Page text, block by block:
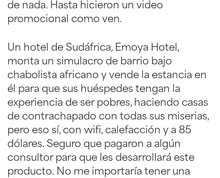
de nada. Hasta hicieron un video
promocional como ven.
Un hotel de Sudáfrica, Emoya Hotel,
monta un simulacro de barrio bajo
chabolista africano y vende la estancia en
él para que sus huéspedes tengan la
experiencia de ser pobres, haciendo casas
de contrachapado con todas sus miserias,
pero eso sí, con wifi, calefacción y a 85
dólares. Seguro que pagaron a algún
consultor para que les desarrollará este
producto. No me importaría tener una